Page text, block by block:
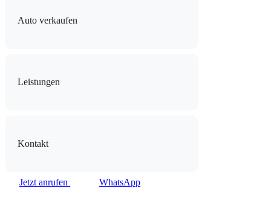
Auto verkaufen
Leistungen
Kontakt
Jetzt anrufen WhatsApp